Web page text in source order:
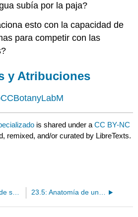
subía por la paja?
esto con la capacidad de
para competir con las
y Atribuciones
is shared under aCC BY-NC
remixed, and/or curated by LibreTexts.
23.3: Presiones de selección y conductores 23.5: Anatomía de una Flor